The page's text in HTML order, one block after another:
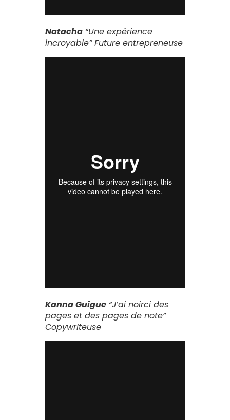
Natacha “Une expérience
incroyable”Future entrepreneuse
Kanna Guigue “J’ai noirci des
pages et des pages de note”
Copywriteuse